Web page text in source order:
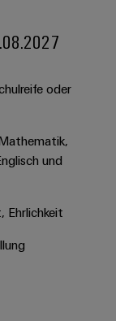
oder
und
Ehrlichkeit